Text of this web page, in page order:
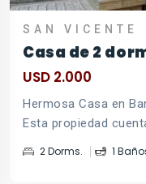
SAN VICENTE
Casa de 2
USD 2.000
Hermosa Casa en
Esta propiedad
2 Dorms. 1